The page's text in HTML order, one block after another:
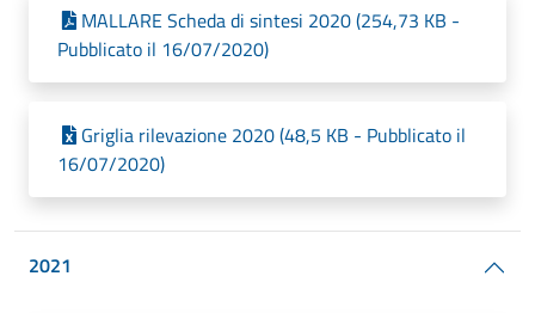
MALLARE Scheda di sintesi 2020 (254,73 KB -
Pubblicato il 16/07/2020)
Griglia rilevazione 2020 (48,5 KB - Pubblicato il
16/07/2020)
2021